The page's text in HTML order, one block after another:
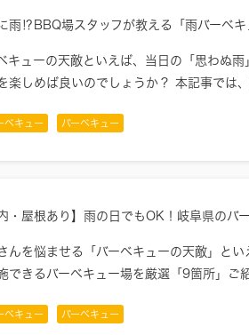
雨⁉BBQ場スタッフが教える「雨バーベ
キューの天敵といえば、当日の「思わぬ
楽しめば良いのでしょうか？ 本記事では
ベキュー バーベキュー
内・屋根あり】雨の日でもOK！岐阜県のバ
んを悩ませる「バーベキューの天敵」と
できるバーベキュー場を厳選「9箇所」
ベキュー バーベキュー